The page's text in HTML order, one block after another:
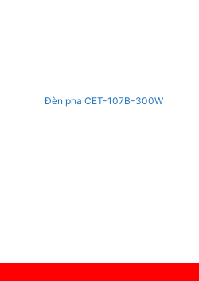
Đèn pha CET-107B-300W